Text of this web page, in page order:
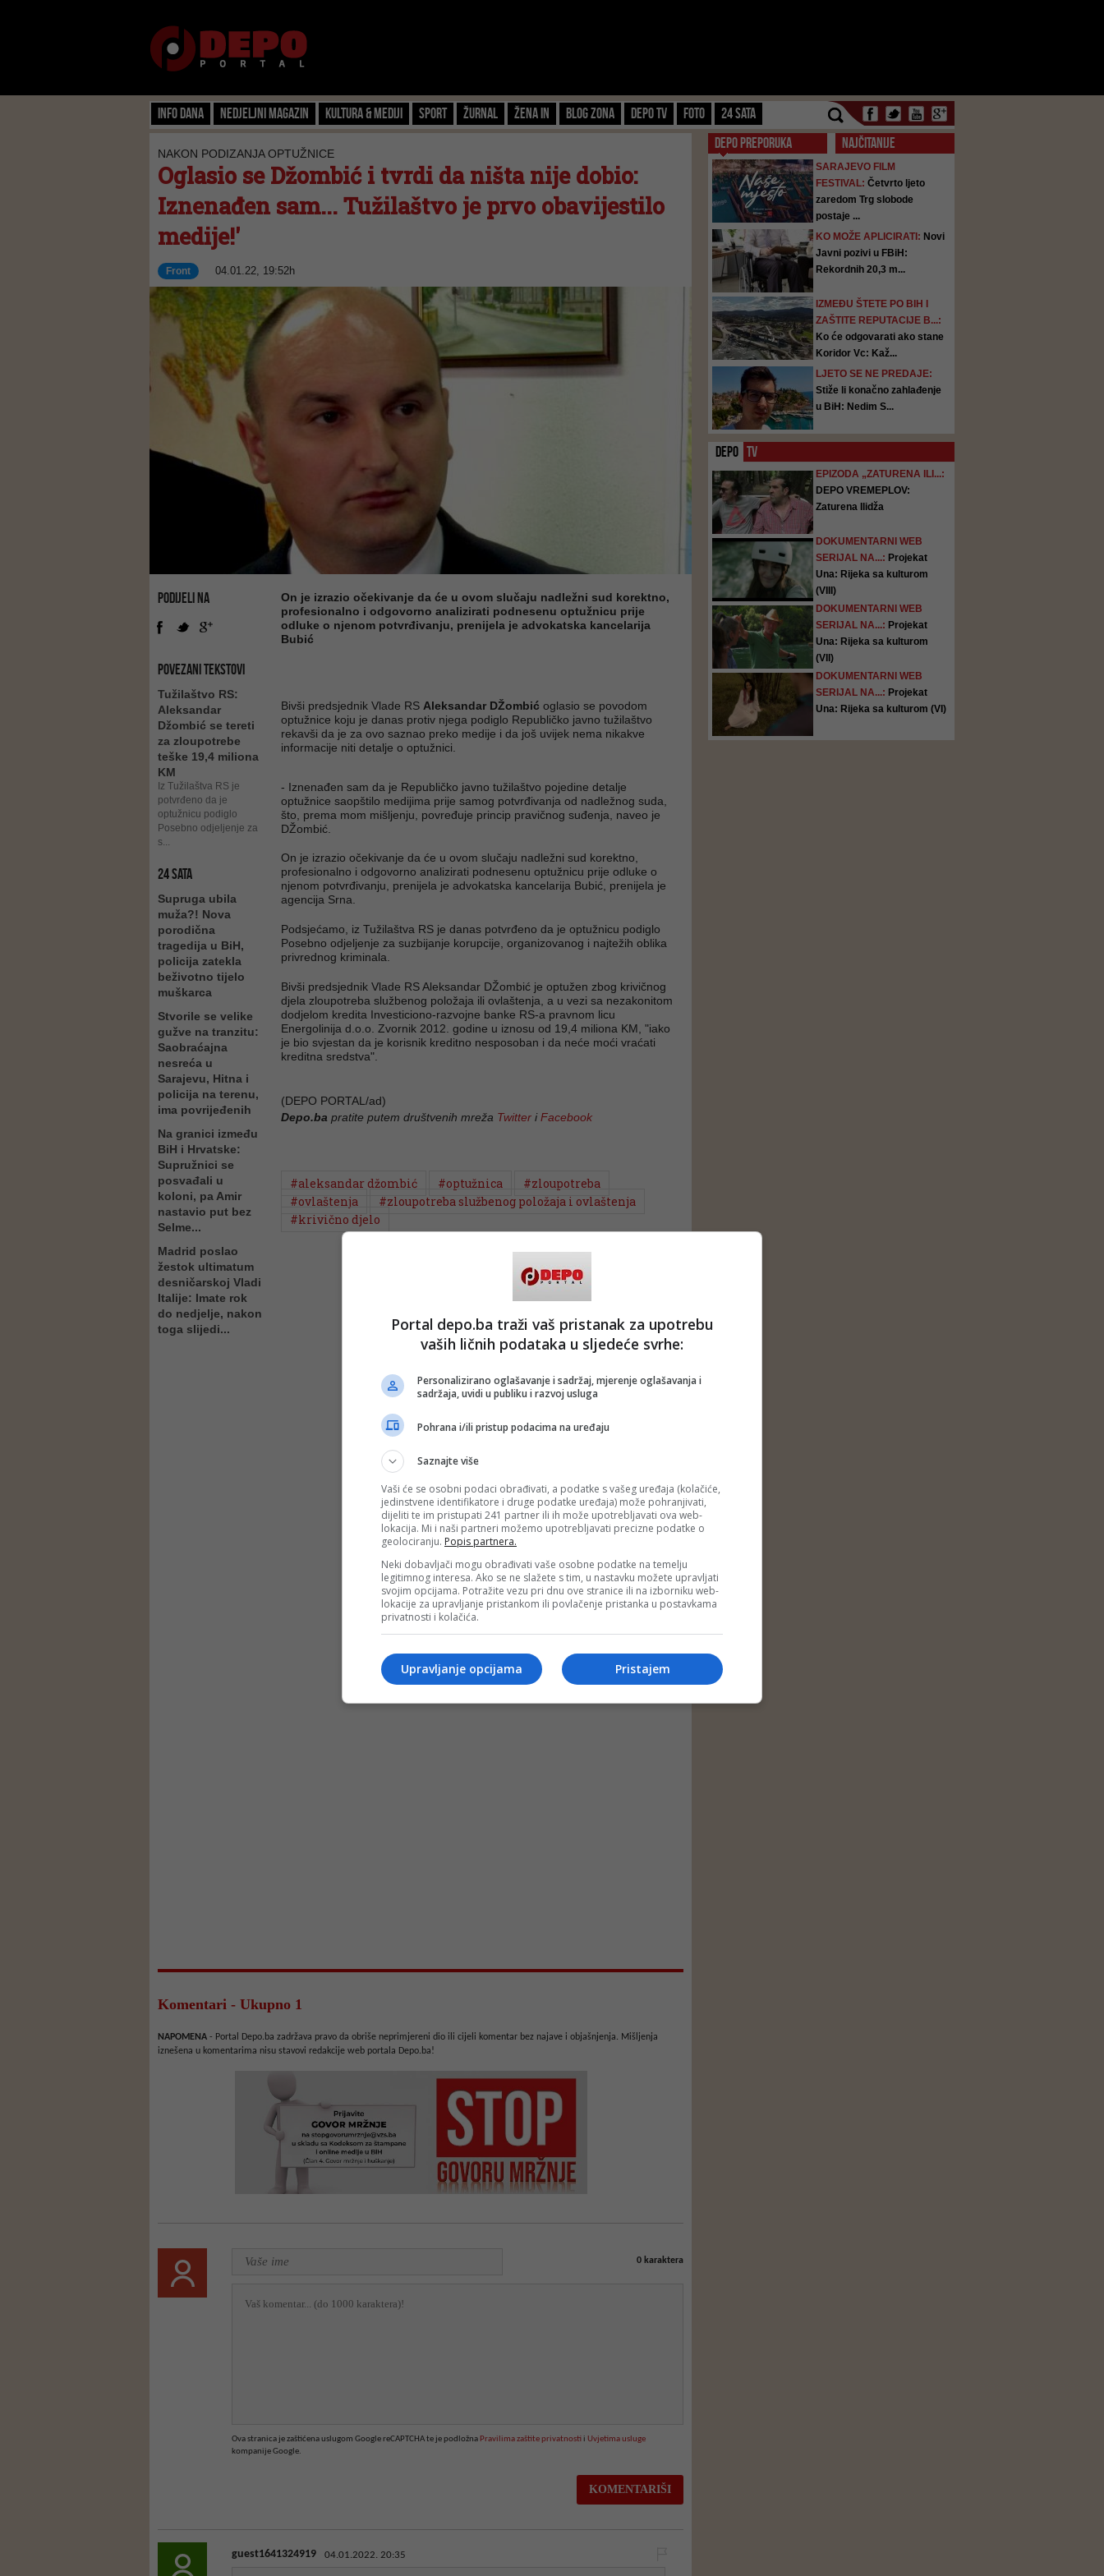
Info dana Nedjeljni magazin Kultura & Mediji Sport Žurnal Žena IN Blog zona Depo TV FOTO 24 SATA
NAKON PODIZANJA OPTUŽNICE
Oglasio se Džombić i tvrdi da ništa nije dobio:
Iznenađen sam... Tužilaštvo je prvo obavijestilo
medije!'
Front 04.01.22, 19:52h
PODIJELI NA
POVEZANI TEKSTOVI
Tužilaštvo RS:
Aleksandar
Džombić se tereti
za zloupotrebe
teške 19,4 miliona
KM
Iz Tužilaštva RS je
potvrđeno da je
optužnicu podiglo
Posebno odjeljenje za
s...
24 SATA
Supruga ubila
muža?! Nova
porodična
tragedija u BiH,
policija zatekla
beživotno tijelo
muškarca
Stvorile se velike
gužve na tranzitu:
Saobraćajna
nesreća u
Sarajevu, Hitna i
policija na terenu,
ima povrijeđenih
Na granici između
BiH i Hrvatske:
Supružnici se
posvađali u
koloni, pa Amir
nastavio put bez
Selme...
Madrid poslao
žestok ultimatum
desničarskoj Vladi
Italije: Imate rok
do nedjelje, nakon
toga slijedi...
On je izrazio očekivanje da će u ovom slučaju nadležni sud korektno,
profesionalno i odgovorno analizirati podnesenu optužnicu prije
odluke o njenom potvrđivanju, prenijela je advokatska kancelarija
Bubić
Bivši predsjednik Vlade RS Aleksandar DŽombić oglasio se povodom
optužnice koju je danas protiv njega podiglo Republičko javno tužilaštvo
rekavši da je za ovo saznao preko medije i da još uvijek nema nikakve
informacije niti detalje o optužnici.
- Iznenađen sam da je Republičko javno tužilaštvo pojedine detalje
optužnice saopštilo medijima prije samog potvrđivanja od nadležnog suda,
što, prema mom mišljenju, povređuje princip pravičnog suđenja, naveo je
DŽombić.
On je izrazio očekivanje da će u ovom slučaju nadležni sud korektno,
profesionalno i odgovorno analizirati podnesenu optužnicu prije odluke o
njenom potvrđivanju, prenijela je advokatska kancelarija Bubić, prenijela je
agencija Srna.
Podsjećamo, iz Tužilaštva RS je danas potvrđeno da je optužnicu podiglo
Posebno odjeljenje za suzbijanje korupcije, organizovanog i najtežih oblika
privrednog kriminala.
Bivši predsjednik Vlade RS Aleksandar DŽombić je optužen zbog krivičnog
djela zloupotreba službenog položaja ili ovlaštenja, a u vezi sa nezakonitom
dodjelom kredita Investiciono-razvojne banke RS-a pravnom licu
Energolinija d.o.o. Zvornik 2012. godine u iznosu od 19,4 miliona KM, "iako
je bio svjestan da je korisnik kreditno nesposoban i da neće moći vraćati
kreditna sredstva".
(DEPO PORTAL/ad)
Depo.ba pratite putem društvenih mreža Twitter iFacebook
#aleksandar džombić #optužnica
#zloupotreba
#ovlaštenja
#zloupotreba službenog položaja i ovlaštenja
#krivično djelo
Komentari - Ukupno 1
NAPOMENA - Portal Depo.ba zadržava pravo da obriše neprimjereni dio ili cijeli komentar bez najave i objašnjenja. Mišljenja
iznešena u komentarima nisu stavovi redakcije web portala Depo.ba!
0karaktera
Ova stranica je zaštićena uslugom Google reCAPTCHA te je podložna Pravilima zaštite privatnostii Uvjetima usluge
kompanije Google.
guest1641324919 04.01.2022. 20:35
DEPO PREPORUKA NAJČITANIJE
SARAJEVO FILM
FESTIVAL: Četvrto ljeto
zaredom Trg slobode
postaje ...
KO MOŽE APLICIRATI: Novi
Javni pozivi u FBiH:
Rekordnih 20,3 m...
IZMEĐU ŠTETE PO BIH I
ZAŠTITE REPUTACIJE B...:
Ko će odgovarati ako stane
Koridor Vc: Kaž...
LJETO SE NE PREDAJE:
Stiže li konačno zahlađenje
u BiH: Nedim S...
DEPO TV
EPIZODA „ZATURENA ILI...:
DEPO VREMEPLOV:
Zaturena Ilidža
DOKUMENTARNI WEB
SERIJAL NA...: Projekat
Una: Rijeka sa kulturom
(VIII)
DOKUMENTARNI WEB
SERIJAL NA...: Projekat
Una: Rijeka sa kulturom
(VII)
DOKUMENTARNI WEB
SERIJAL NA...: Projekat
Una: Rijeka sa kulturom (VI)
Portal depo.ba traži vaš pristanak za upotrebu
vaših ličnih podataka u sljedeće svrhe:
Personalizirano oglašavanje i sadržaj, mjerenje oglašavanja i
sadržaja, uvidi u publiku i razvoj usluga
Pohrana i/ili pristup podacima na uređaju
Saznajte više
Vaši će se osobni podaci obrađivati, a podatke s vašeg uređaja (kolačiće,
jedinstvene identifikatore i druge podatke uređaja) može pohranjivati,
dijeliti te im pristupati 241 partner ili ih može upotrebljavati ova web-
lokacija. Mi i naši partneri možemo upotrebljavati precizne podatke o
geolociranju. Popis partnera.
Neki dobavljači mogu obrađivati vaše osobne podatke na temelju
legitimnog interesa. Ako se ne slažete s tim, u nastavku možete upravljati
svojim opcijama. Potražite vezu pri dnu ove stranice ili na izborniku web-
lokacije za upravljanje pristankom ili povlačenje pristanka u postavkama
privatnosti i kolačića.
Pristajem
Upravljanje opcijama